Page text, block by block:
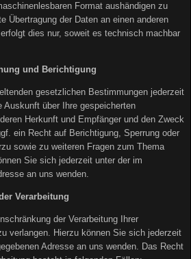
Format aushändigen zu
Übertragung der Daten an einen anderen
dies nur, soweit es technisch machbar
und Berichtigung
gesetzlichen Bestimmungen jederzeit
über Ihre gespeicherten
Herkunft und Empfänger und den Zweck
ein Recht auf Berichtigung, Sperrung oder
sowie zu weiteren Fragen zum Thema
Sie sich jederzeit unter der im
an uns wenden.
Verarbeitung
der Verarbeitung Ihrer
verlangen. Hierzu können Sie sich jederzeit
Adresse an uns wenden. Das Recht